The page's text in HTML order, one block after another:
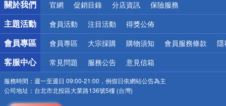
偏遠地區配送
詐騙網頁！請小心！
關於我們
官網 促銷目錄 分店資訊 保險服務
主題活動 會員活動 注目活動 得獎公佈
會員專區 會員專區 大宗採購 購物須知 會員服務條款 隱
客服中心 常見問題 服務公告 意見信箱
服務時間： 週一至週日 09:00-21:00，例假日依網站公告為主
公司地址： 台北市北投區大業路136號5樓 (台灣)